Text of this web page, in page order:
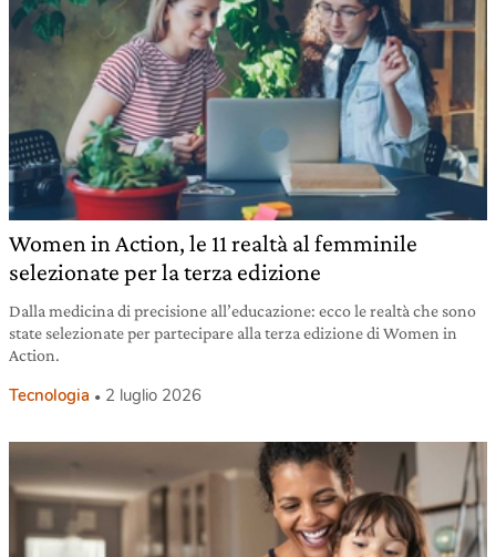
Women in Action, le 11 realtà al femminile
selezionate per la terza edizione
Dalla medicina di precisione all’educazione: ecco le realtà che sono
state selezionate per partecipare alla terza edizione di Women in
Action.
Tecnologia 2 luglio 2026